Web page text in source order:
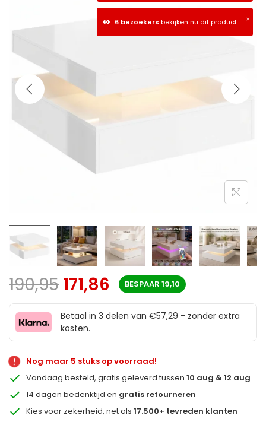
×
6 bezoekers bekijken nu dit product
190,95 171,86 BESPAAR 19,10
Betaal in 3 delen van €57,29 - zonder extra
kosten.
Nog maar 5 stuks op voorraad!
Vandaag besteld, gratis geleverd tussen10 aug & 12 aug
14 dagen bedenktijd en gratis retourneren
Kies voor zekerheid, net als17.500+ tevreden klanten